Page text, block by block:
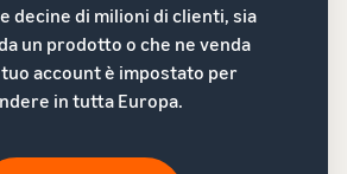
decine di milioni di clienti, sia
un prodotto o che ne venda
account è impostato per
in tutta Europa.